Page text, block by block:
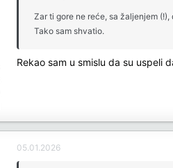
Zar ti gore ne reće, sa žaljenjem
Tako sam shvatio.
Rekao sam u smislu da su uspeli
05.01.2026